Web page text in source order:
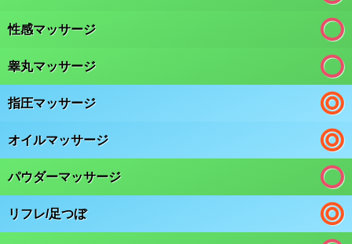
性感マッサージ
睾丸マッサージ
指圧マッサージ
オイルマッサージ
パウダーマッサージ
リフレ/足つぼ